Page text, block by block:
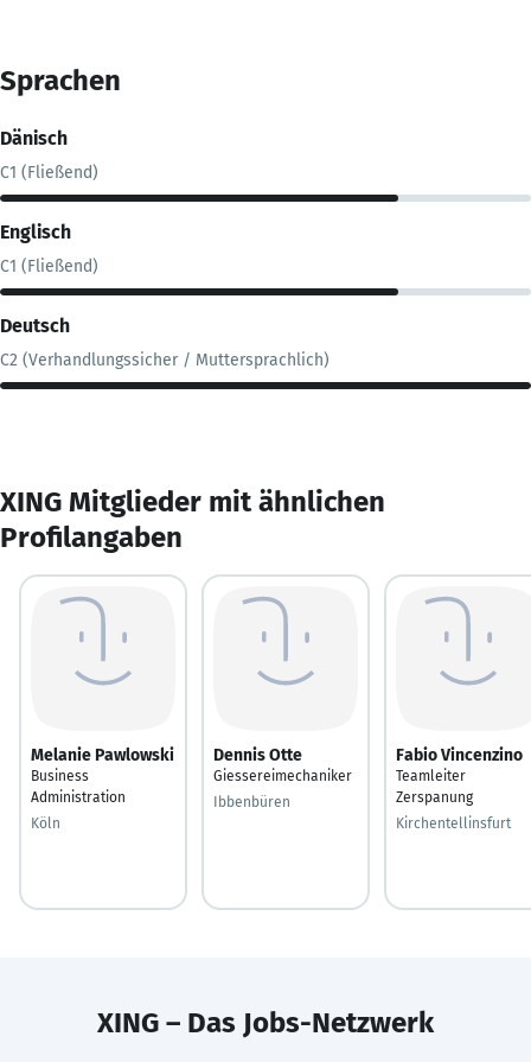
Sprachen
Dänisch
C1 (Fließend)
Englisch
C1 (Fließend)
Deutsch
C2 (Verhandlungssicher / Muttersprachlich)
XING Mitglieder mit ähnlichen
Profilangaben
Melanie Pawlowski
Business
Administration
Köln
Dennis Otte
Giessereimechaniker
Ibbenbüren
Fabio Vincenzino
Teamleiter
Zerspanung
Kirchentellinsfurt
XING – Das Jobs-Netzwerk